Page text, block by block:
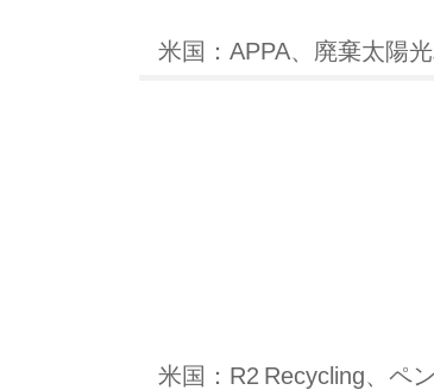
米国：APPA、廃棄太陽
米国：R2 Recycling、ペ